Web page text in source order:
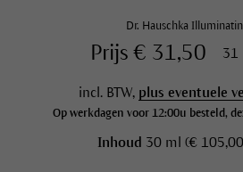
Dr. Hauschka
Prijs € 31,50 31
incl. BTW, plus eventuele
Op werkdagen voor 12:00u besteld,
Inhoud 30 ml (€